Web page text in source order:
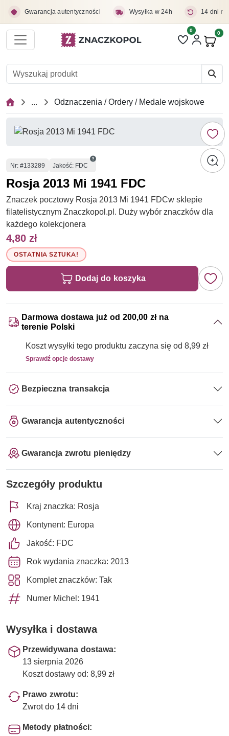
Gwarancja autentyczności Wysyłka w 24h 14 dni
Liczba pozycji
0 0
... Odznaczenia / Ordery / Medale wojskowe
Numer
Nr: #133289 Jakość: FDC
Rosja 2013 Mi 1941 FDC
Znaczek pocztowy Rosja 2013 Mi 1941 FDCw sklepie
filatelistycznym Znaczkopol.pl. Duży wybór znaczków dla
każdego kolekcjonera
4,80 zł
OSTATNIA SZTUKA!
Dodaj do koszyka
Darmowa dostawa już od 200,00 zł na
terenie Polski
Koszt wysyłki tego produktu zaczyna się od 8,99 zł
Sprawdź opcje dostawy
Bezpieczna transakcja
Gwarancja autentyczności
Gwarancja zwrotu pieniędzy
Szczegóły produktu
Kraj znaczka: Rosja
Kontynent: Europa
Jakość: FDC
Rok wydania znaczka: 2013
Komplet znaczków: Tak
Numer Michel: 1941
Wysyłka i dostawa
Przewidywana dostawa:
13 sierpnia 2026
Koszt dostawy od: 8,99 zł
Prawo zwrotu:
Zwrot do 14 dni
Metody płatności: